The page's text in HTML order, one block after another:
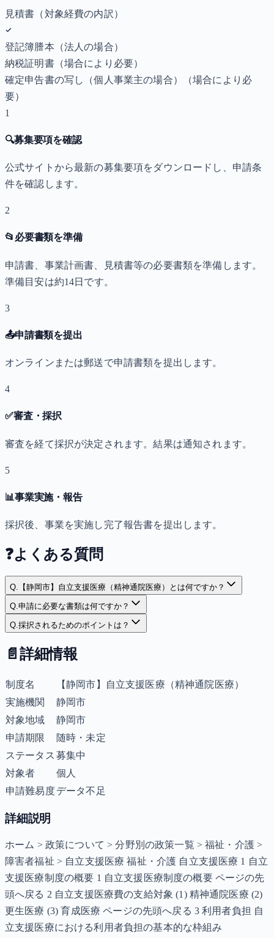
見積書（対象経費の内訳）
登記簿謄本（法人の場合）
納税証明書（場合により必要）
確定申告書の写し（個人事業主の場合）
（場合により必
要）
1
🔍募集要項を確認
公式サイトから最新の募集要項をダウンロードし、申請条
件を確認します。
2
📂 必要書類を準備
申請書、事業計画書、見積書等の必要書類を準備します。
準備目安は約14日です。
3
📤申請書類を提出
オンラインまたは郵送で申請書類を提出します。
4
✅審査・採択
審査を経て採択が決定されます。結果は通知されます。
5
📊事業実施・報告
採択後、事業を実施し完了報告書を提出します。
❓よくある質問
Q. 【静岡市】自立支援医療（精神通院医療）とは何ですか？
Q.申請に必要な書類は何ですか？
Q.採択されるためのポイントは？
📄 詳細情報
制度名
【静岡市】自立支援医療（精神通院医療）
実施機関
静岡市
対象地域
静岡市
申請期限
随時・未定
ステータス 募集中
対象者
個人
申請難易度データ不足
詳細説明
ホーム > 政策について > 分野別の政策一覧 > 福祉・介護 >
障害者福祉 > 自立支援医療 福祉・介護 自立支援医療 1 自立
支援医療制度の概要 1 自立支援医療制度の概要 ページの先
頭へ戻る 2 自立支援医療費の支給対象 (1) 精神通院医療 (2)
更生医療 (3) 育成医療 ページの先頭へ戻る 3 利用者負担 自
立支援医療における利用者負担の基本的な枠組み